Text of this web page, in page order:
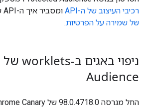
רכיבי העיצוב של ה-API
ומסביר איך ה-API שואף לעמוד ב
של שמירה על הפרטיות.
Audience